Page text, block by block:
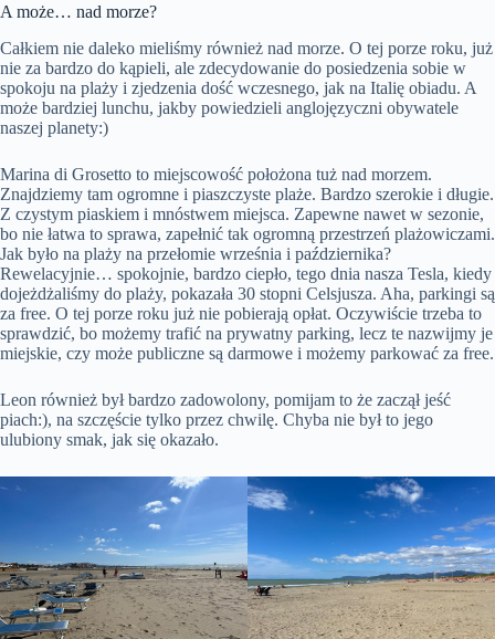
A może… nad morze?
Całkiem nie daleko mieliśmy również nad morze. O tej porze roku, już
nie za bardzo do kąpieli, ale zdecydowanie do posiedzenia sobie w
spokoju na plaży i zjedzenia dość wczesnego, jak na Italię obiadu. A
może bardziej lunchu, jakby powiedzieli anglojęzyczni obywatele
naszej planety:)
Marina di Grosetto to miejscowość położona tuż nad morzem.
Znajdziemy tam ogromne i piaszczyste plaże. Bardzo szerokie i długie.
Z czystym piaskiem i mnóstwem miejsca. Zapewne nawet w sezonie,
bo nie łatwa to sprawa, zapełnić tak ogromną przestrzeń plażowiczami.
Jak było na plaży na przełomie września i października?
Rewelacyjnie… spokojnie, bardzo ciepło, tego dnia nasza Tesla, kiedy
dojeżdżaliśmy do plaży, pokazała 30 stopni Celsjusza. Aha, parkingi są
za free. O tej porze roku już nie pobierają opłat. Oczywiście trzeba to
sprawdzić, bo możemy trafić na prywatny parking, lecz te nazwijmy je
miejskie, czy może publiczne są darmowe i możemy parkować za free.
Leon również był bardzo zadowolony, pomijam to że zaczął jeść
piach:), na szczęście tylko przez chwilę. Chyba nie był to jego
ulubiony smak, jak się okazało.